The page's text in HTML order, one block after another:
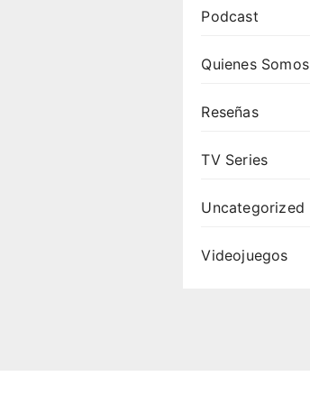
Podcast
Quienes Somos
Reseñas
TV Series
Uncategorized
Videojuegos